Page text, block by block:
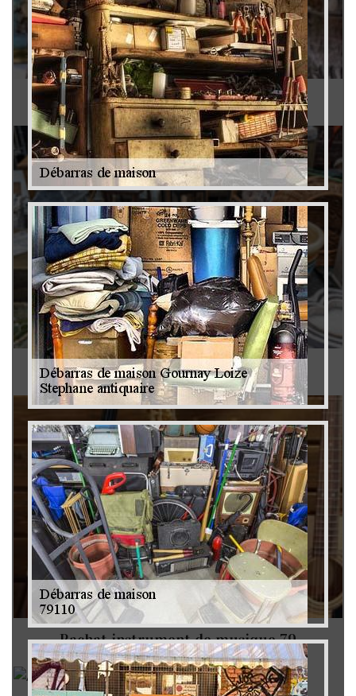
Antiquaire 79
Brocanteur 79
Rachat instrument de musique 79